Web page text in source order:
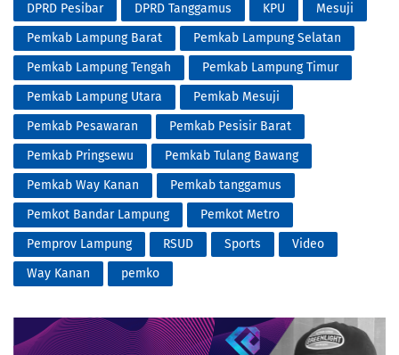
DPRD Pesibar
DPRD Tanggamus KPU
Mesuji
Pemkab Lampung Barat
Pemkab Lampung Selatan
Pemkab Lampung Tengah
Pemkab Lampung Timur
Pemkab Lampung Utara
Pemkab Mesuji
Pemkab Pesawaran
Pemkab Pesisir Barat
Pemkab Pringsewu
Pemkab Tulang Bawang
Pemkab Way Kanan
Pemkab tanggamus
Pemkot Bandar Lampung
Pemkot Metro
Pemprov Lampung
RSUD Sports
Video
Way Kanan
pemko